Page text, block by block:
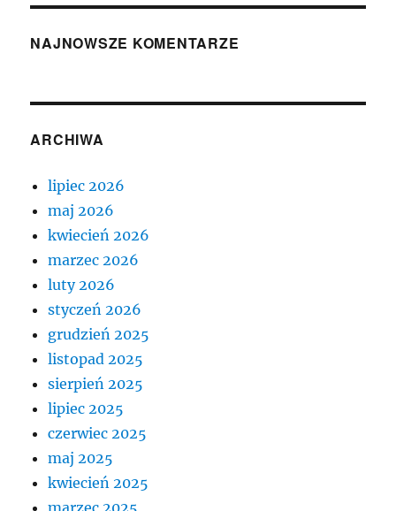
NAJNOWSZE KOMENTARZE
ARCHIWA
lipiec 2026
maj 2026
kwiecień 2026
marzec 2026
luty 2026
styczeń 2026
grudzień 2025
listopad 2025
sierpień 2025
lipiec 2025
czerwiec 2025
maj 2025
kwiecień 2025
marzec 2025